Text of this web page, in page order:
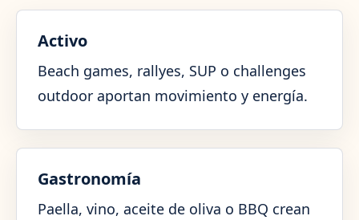
Activo
Beach games, rallyes, SUP o challenges
outdoor aportan movimiento y energía.
Gastronomía
Paella, vino, aceite de oliva o BBQ crean